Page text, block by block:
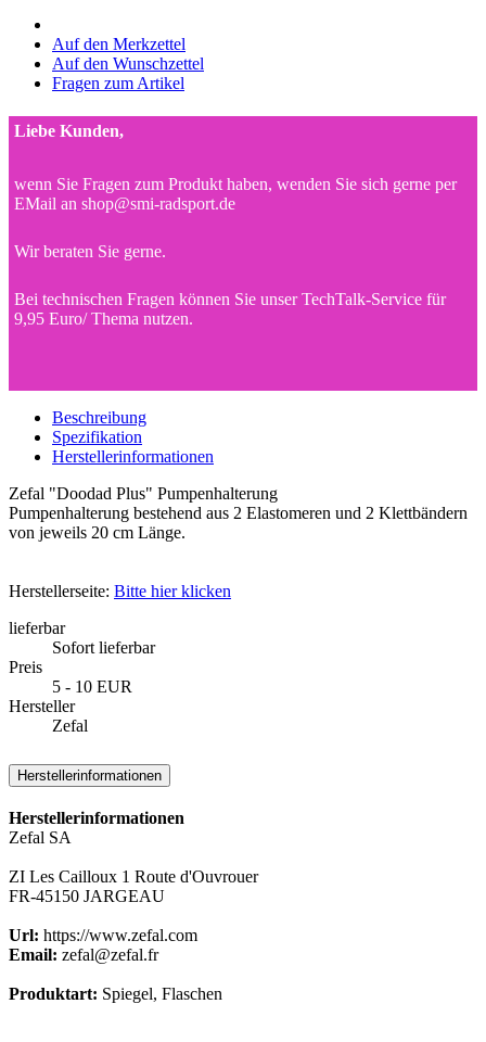
Auf den Merkzettel
Auf den Wunschzettel
Fragen zum Artikel
Liebe Kunden,
wenn Sie Fragen zum Produkt haben, wenden Sie sich gerne per
EMail an shop@smi-radsport.de
Wir beraten Sie gerne.
Bei technischen Fragen können Sie unser TechTalk-Service für
9,95 Euro/ Thema nutzen.
Beschreibung
Spezifikation
Herstellerinformationen
Zefal "Doodad Plus" Pumpenhalterung
Pumpenhalterung bestehend aus 2 Elastomeren und 2 Klettbändern
von jeweils 20 cm Länge.
Herstellerseite: Bitte hier klicken
lieferbar
Sofort lieferbar
Preis
5 - 10 EUR
Hersteller
Zefal
Herstellerinformationen
Herstellerinformationen
Zefal SA
ZI Les Cailloux 1 Route d'Ouvrouer
FR-45150 JARGEAU
Url: https://www.zefal.com
Email: zefal@zefal.fr
Produktart: Spiegel, Flaschen